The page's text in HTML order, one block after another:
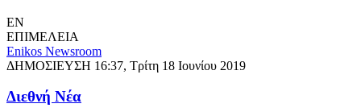
EN
ΕΠΙΜΕΛΕΙΑ
Enikos Newsroom
ΔΗΜΟΣΙΕΥΣΗ 16:37, Τρίτη 18 Ιουνίου 2019
Διεθνή Νέα